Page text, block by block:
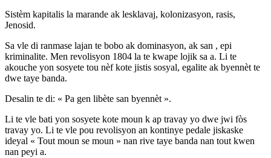
Sistèm kapitalis la marande ak lesklavaj, kolonizasyon, rasis,
Jenosid.
Sa vle di ranmase lajan te bobo ak dominasyon, ak san , epi
kriminalite. Men revolisyon 1804 la te kwape lojik sa a. Li te
akouche yon sosyete tou nèf kote jistis sosyal, egalite ak byennèt te
dwe taye banda.
Desalin te di: « Pa gen libète san byennèt ».
Li te vle bati yon sosyete kote moun k ap travay yo dwe jwi fòs
travay yo. Li te vle pou revolisyon an kontinye pedale jiskaske
ideyal « Tout moun se moun » nan rive taye banda nan tout kwen
nan peyi a.